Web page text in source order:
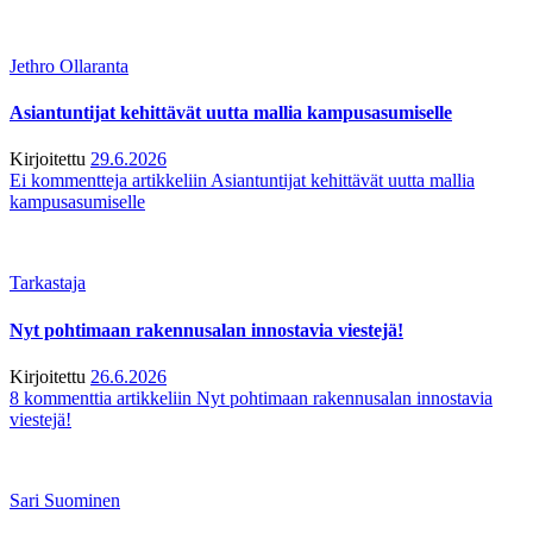
Jethro Ollaranta
Asiantuntijat kehittävät uutta mallia kampusasumiselle
Kirjoitettu 29.6.2026
Ei kommentteja artikkeliin Asiantuntijat kehittävät uutta mallia
kampusasumiselle
Tarkastaja
Nyt pohtimaan rakennusalan innostavia viestejä!
Kirjoitettu 26.6.2026
8 kommenttia artikkeliin Nyt pohtimaan rakennusalan innostavia
viestejä!
Sari Suominen